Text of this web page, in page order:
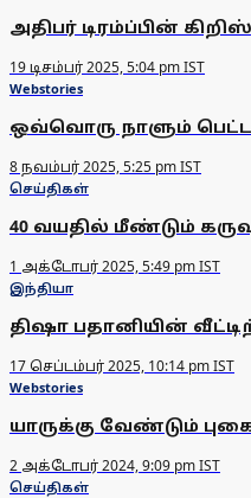
அதிபர் டிரம்ப்பின்
19 டிசம்பர் 2025, 5:04 pm IST
Webstories
ஒவ்வொரு நாளும்
8 நவம்பர் 2025, 5:25 pm IST
செய்திகள்
40 வயதில் மீண்டும்
1 அக்டோபர் 2025, 5:49 pm IST
இந்தியா
திஷா பதானியின்
17 செப்டம்பர் 2025, 10:14 pm IST
Webstories
யாருக்கு வேண்டும்
2 அக்டோபர் 2024, 9:09 pm IST
செய்திகள்